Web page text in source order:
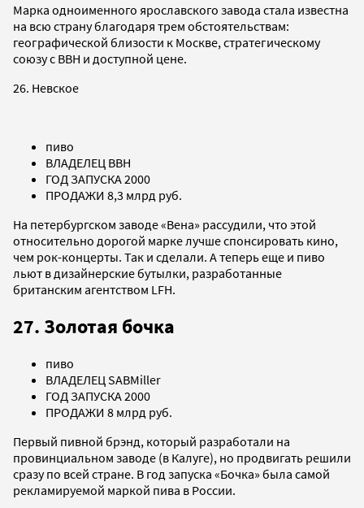
Марка одноименного ярославского завода стала известна
на всю страну благодаря трем обстоятельствам:
географической близости к Москве, стратегическому
союзу с BBH и доступной цене.
26. Невское
пиво
ВЛАДЕЛЕЦ BBH
ГОД ЗАПУСКА 2000
ПРОДАЖИ 8,3 млрд руб.
На петербургском заводе «Вена» рассудили, что этой
относительно дорогой марке лучше спонсировать кино,
чем рок-концерты. Так и сделали. А теперь еще и пиво
льют в дизайнерские бутылки, разработанные
британским агентством LFH.
27. Золотая бочка
пиво
ВЛАДЕЛЕЦ SABMiller
ГОД ЗАПУСКА 2000
ПРОДАЖИ 8 млрд руб.
Первый пивной брэнд, который разработали на
провинциальном заводе (в Калуге), но продвигать решили
сразу по всей стране. В год запуска «Бочка» была самой
рекламируемой маркой пива в России.